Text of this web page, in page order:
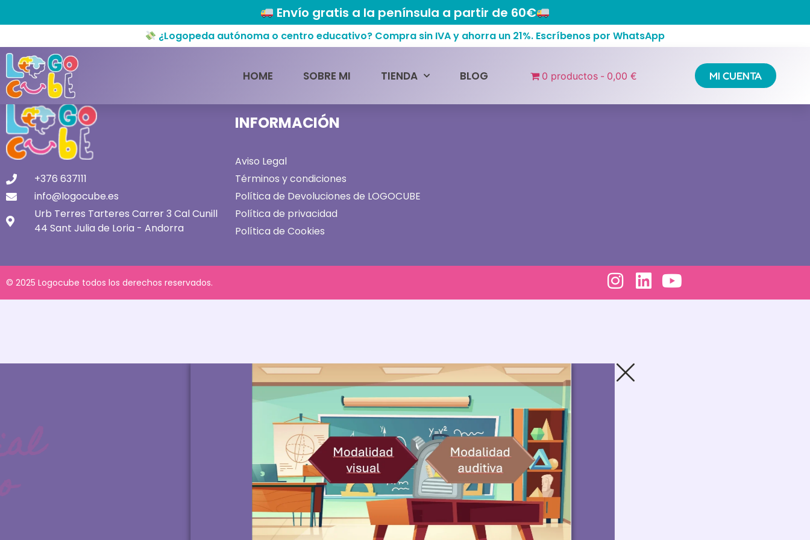
Envío gratis a la península a partir de 60€
¿Logopeda autónoma o centro educativo? Compra sin IVA y ahorra un 21%. Escríbenos por WhatsApp
HOME SOBRE MI TIENDA BLOG 0 productos 0,00 € MI CUENTA
Etiqueta: trastorno
+376 637111
info@logocube.es
Urb Terres Tarteres Carrer 3 Cal Cunill
44 Sant Julia de Loria - Andorra
INFORMACIÓN
Aviso Legal
Términos y condiciones
Política de Devoluciones de LOGOCUBE
Política de privacidad
Política de Cookies
© 2025 Logocube todos los derechos reservados.
un material
de regalo